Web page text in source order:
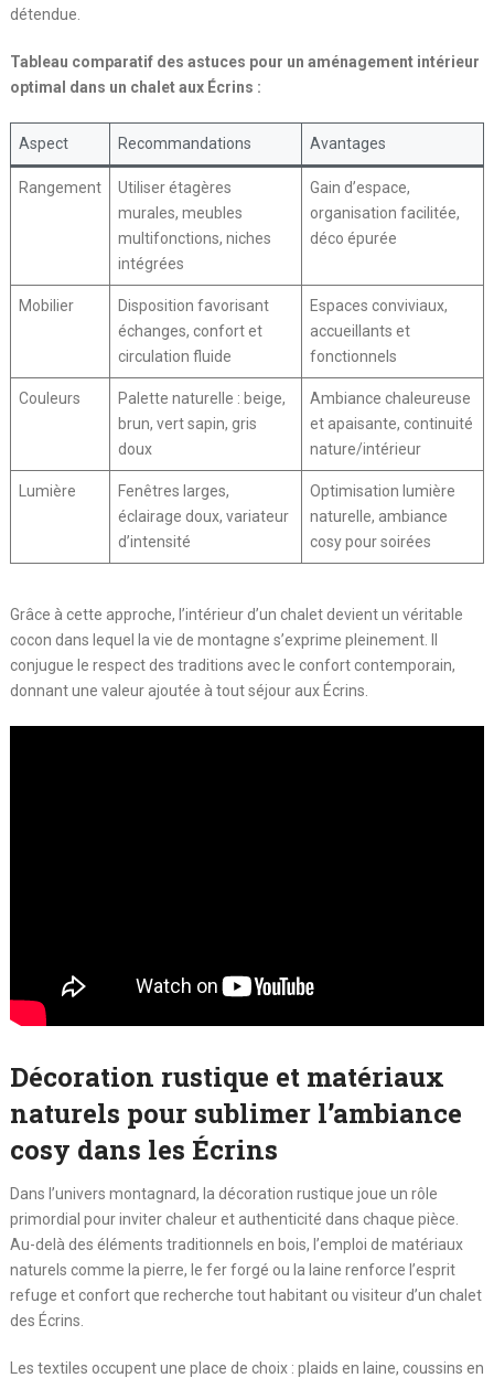
détendue.
Tableau comparatif des astuces pour un aménagement intérieur
optimal dans un chalet aux Écrins :
Aspect Recommandations Avantages
Rangement
Utiliser étagères
murales, meubles
multifonctions, niches
intégrées
Gain d’espace,
organisation facilitée,
déco épurée
Mobilier
Disposition favorisant
échanges, confort et
circulation fluide
Espaces conviviaux,
accueillants et
fonctionnels
Couleurs
Palette naturelle : beige,
brun, vert sapin, gris
doux
Ambiance chaleureuse
et apaisante, continuité
nature/intérieur
Lumière
Fenêtres larges,
éclairage doux, variateur
d’intensité
Optimisation lumière
naturelle, ambiance
cosy pour soirées
Grâce à cette approche, l’intérieur d’un chalet devient un véritable
cocon dans lequel la vie de montagne s’exprime pleinement. Il
conjugue le respect des traditions avec le confort contemporain,
donnant une valeur ajoutée à tout séjour aux Écrins.
Décoration rustique et matériaux
naturels pour sublimer l’ambiance
cosy dans les Écrins
Dans l’univers montagnard, la décoration rustique joue un rôle
primordial pour inviter chaleur et authenticité dans chaque pièce.
Au-delà des éléments traditionnels en bois, l’emploi de matériaux
naturels comme la pierre, le fer forgé ou la laine renforce l’esprit
refuge et confort que recherche tout habitant ou visiteur d’un chalet
des Écrins.
Les textiles occupent une place de choix : plaids en laine, coussins en